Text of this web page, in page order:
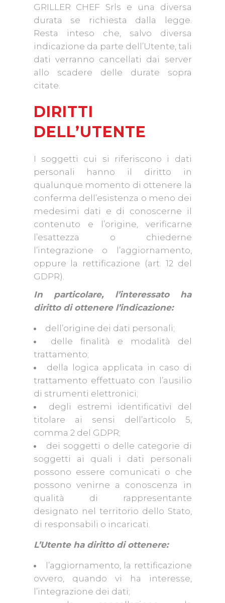
GRILLER CHEF Srls e una diversa
durata se richiesta dalla legge.
Resta inteso che, salvo diversa
indicazione da parte dell’Utente, tali
dati verranno cancellati dai server
allo scadere delle durate sopra
citate.
DIRITTI
DELL’UTENTE
I soggetti cui si riferiscono i dati
personali hanno il diritto in
qualunque momento di ottenere la
conferma dell’esistenza o meno dei
medesimi dati e di conoscerne il
contenuto e l’origine, verificarne
l’esattezza o chiederne
l’integrazione o l’aggiornamento,
oppure la rettificazione (art. 12 del
GDPR).
In particolare, l’interessato ha
diritto di ottenere l’indicazione:
dell’origine dei dati personali;
delle finalità e modalità del
trattamento;
della logica applicata in caso di
trattamento effettuato con l’ausilio
di strumenti elettronici;
degli estremi identificativi del
titolare ai sensi dell’articolo 5,
comma 2 del GDPR;
dei soggetti o delle categorie di
soggetti ai quali i dati personali
possono essere comunicati o che
possono venirne a conoscenza in
qualità di rappresentante
designato nel territorio dello Stato,
di responsabili o incaricati.
L’Utente ha diritto di ottenere:
l’aggiornamento, la rettificazione
ovvero, quando vi ha interesse,
l’integrazione dei dati;